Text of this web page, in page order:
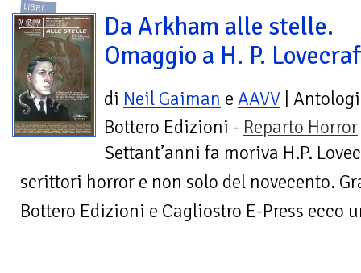
LIBRI
Da Arkham alle stelle.
Omaggio a H. P.
di Neil Gaiman e AAVV |
Bottero Edizioni - Reparto Horror
Settant’anni fa moriva H.P.
scrittori horror e non solo del novecento.
Bottero Edizioni e Cagliostro E-Press ecco